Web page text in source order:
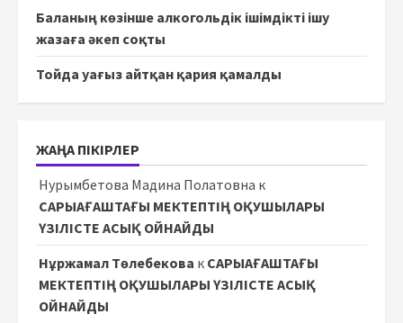
Баланың көзінше алкогольдік ішімдікті ішу
жазаға әкеп соқты
Тойда уағыз айтқан қария қамалды
ЖАҢА ПІКІРЛЕР
Нурымбетова Мадина Полатовна к
САРЫАҒАШТАҒЫ МЕКТЕПТІҢ ОҚУШЫЛАРЫ
ҮЗІЛІСТЕ АСЫҚ ОЙНАЙДЫ
Нұржамал Төлебекова к САРЫАҒАШТАҒЫ
МЕКТЕПТІҢ ОҚУШЫЛАРЫ ҮЗІЛІСТЕ АСЫҚ
ОЙНАЙДЫ